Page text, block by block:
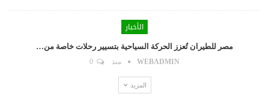
الأخبار
مصر للطيران تُعزز الحركة السياحية بتسيير رحلات خاصة من…
WEBADMIN منذ
المزيد